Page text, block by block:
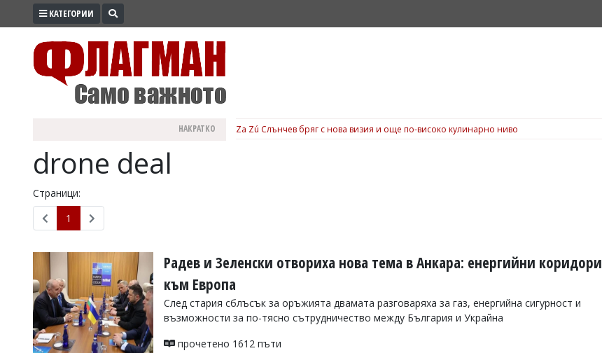
ПРОМО
ЗДРАВЕ
ПОЛИТИКА
ОБЩИНИ
ОБЩЕСТВО
ЛАЙФСТАЙЛ
ВОЙНАТА
УКРАЙНА
СПОРТ
КАТЕГОРИИ
НАКРАТКО Za Zú Слънчев бряг с нова визия и още по-високо кулинарно ниво
drone deal
Страници:
1
Радев и Зеленски отвориха нова тема в Анкара: енергийни коридори
към Европа
След стария сблъсък за оръжията двамата разговаряха за газ, енергийна сигурност и
възможности за по-тясно сътрудничество между България и Украйна
прочетено 1612 пъти